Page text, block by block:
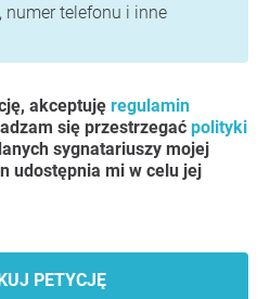
numer telefonu i inne
akceptuję regulamin
się przestrzegać polityki
sygnatariuszy mojej
udostępnia mi w celu jej
PETYCJĘ